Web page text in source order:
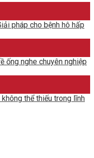
pháp cho bệnh hô hấp
ống nghe chuyên nghiệp
thể thiếu trong lĩnh